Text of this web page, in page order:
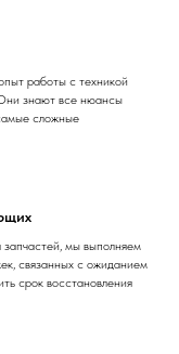
работы с техникой
знают все нюансы
сложные
запчастей, мы выполняем
связанных с ожиданием
срок восстановления